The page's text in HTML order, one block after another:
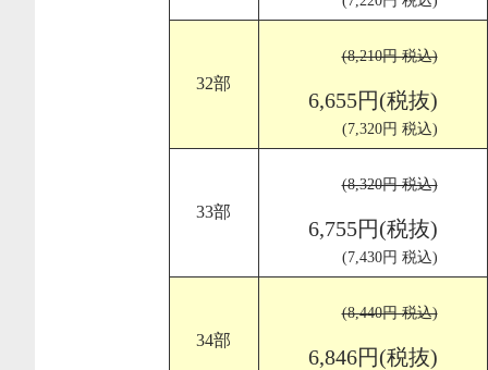
32部
(8,210円 税込)
6,655円(税抜)
(7,320円 税込)
33部
(8,320円 税込)
6,755円(税抜)
(7,430円 税込)
34部
(8,440円 税込)
6,846円(税抜)